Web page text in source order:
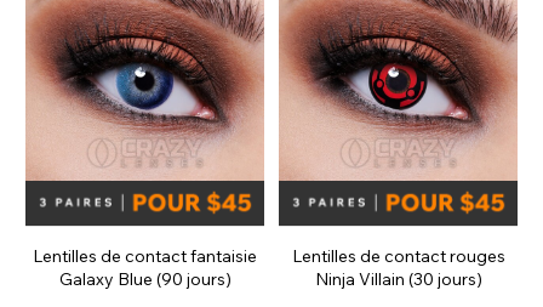
Lentilles de contact fantaisie
Galaxy Blue (90 jours)
Lentilles de contact rouges
Ninja Villain (30 jours)